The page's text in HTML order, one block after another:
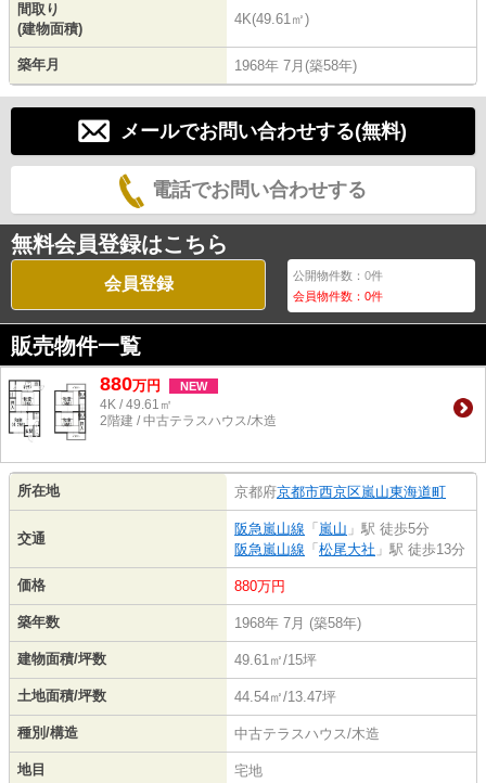
間取り
(建物面積)
4K(49.61㎡)
築年月 1968年 7月(築58年)
メールでお問い合わせする(無料)
電話でお問い合わせする
無料会員登録はこちら
会員登録 公開物件数：0件
会員物件数：0件
販売物件一覧
880万円 NEW
4K / 49.61㎡
2階建 / 中古テラスハウス/木造
所在地 京都府京都市西京区嵐山東海道町
交通
阪急嵐山線 「 嵐山 」駅 徒歩5分
阪急嵐山線 「 松尾大社 」駅 徒歩13分
価格 880万円
築年数 1968年 7月 (築58年)
建物面積/坪数 49.61㎡/15坪
土地面積/坪数 44.54㎡/13.47坪
種別/構造 中古テラスハウス/木造
地目 宅地